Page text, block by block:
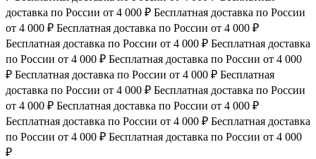
доставка по России от 4 000 ₽ Бесплатная доставка по России
от 4 000 ₽ Бесплатная доставка по России от 4 000 ₽
Бесплатная доставка по России от 4 000 ₽ Бесплатная доставка
по России от 4 000 ₽ Бесплатная доставка по России от 4 000
₽ Бесплатная доставка по России от 4 000 ₽ Бесплатная
доставка по России от 4 000 ₽ Бесплатная доставка по России
от 4 000 ₽ Бесплатная доставка по России от 4 000 ₽
Бесплатная доставка по России от 4 000 ₽ Бесплатная доставка
по России от 4 000 ₽ Бесплатная доставка по России от 4 000
₽